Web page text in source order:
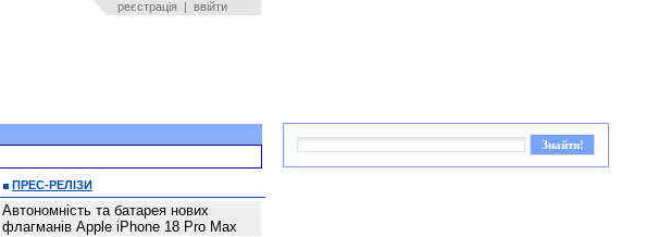
реєстрація | ввійти
ПРЕС-РЕЛІЗИ
Автономність та батарея нових
флагманів Apple iPhone 18 Pro Max